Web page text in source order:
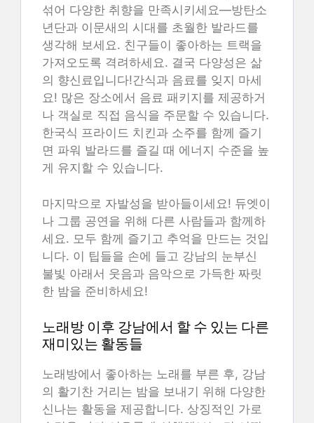
섞어 다양한 취향을 만족시키세요—방탄소
년단과 이문새의 시대를 초월한 발라드를
생각해 보세요. 친구들이 좋아하는 트랙을
가져오도록 격려하세요. 결국 다양성은 삶
의 향신료입니다!간식과 음료를 잊지 마세
요! 많은 장소에서 음료 패키지를 제공하거
나 객실로 직접 음식을 주문할 수 있습니다.
한국식 프라이드 치킨과 소주를 함께 즐기
면 파워 발라드를 즐길 때 에너지 수준을 높
게 유지할 수 있습니다.
마지막으로 자발성을 받아들이세요! 듀엣이
나 그룹 공연을 위해 다른 사람들과 함께하
세요. 모두 함께 즐기고 추억을 만드는 것입
니다. 이 팁들을 손에 들고 강남의 눈부신
불빛 아래서 웃음과 음악으로 가득한 짜릿
한 밤을 준비하세요!
노래방 이후 강남에서 할 수 있는 다른
재미있는 활동들
노래방에서 좋아하는 노래를 부른 후, 강남
의 활기찬 거리는 밤을 보내기 위해 다양한
신나는 활동을 제공합니다. 상징적인 가로